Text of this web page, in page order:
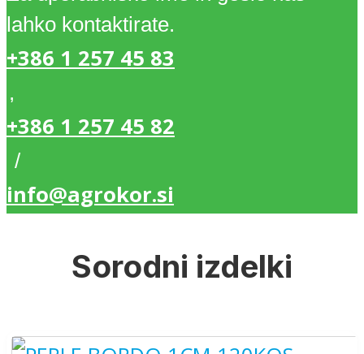
lahko kontaktirate.
+386 1 257 45 83
,
+386 1 257 45 82
/
info@agrokor.si
Sorodni izdelki